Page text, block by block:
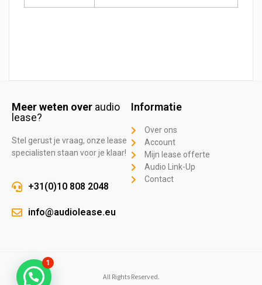
Meer weten over audio
lease?
Stel gerust je vraag, onze lease
specialisten staan voor je klaar!
+31(0)10 808 2048
info@audiolease.eu
Informatie
Over ons
Account
Mijn lease offerte
Audio Link-Up
Contact
All Rights Reserved.
1